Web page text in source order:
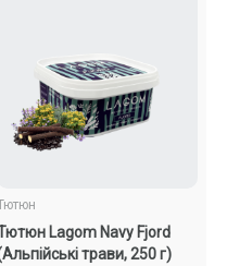
Lagom Navy Fjord
трави, 250 г)